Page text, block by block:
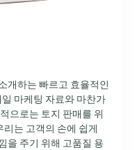
개하는 빠르고 효율적인
마케팅 자료와 마찬가
으로는 토지 판매를 위
는 고객의 손에 쉽게
을 주기 위해 고품질 용